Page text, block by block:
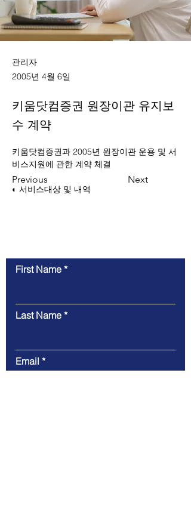
관리자
2005년 4월 6일
키움닷컴증권 원장이관 유지보
수 계약
Previous Next
키움닷컴증권과 2005년 원장이관 운용 및 서
비스지원에 관한 계약 체결
◐ 서비스대상 및 내역
First Name
Last Name
Email